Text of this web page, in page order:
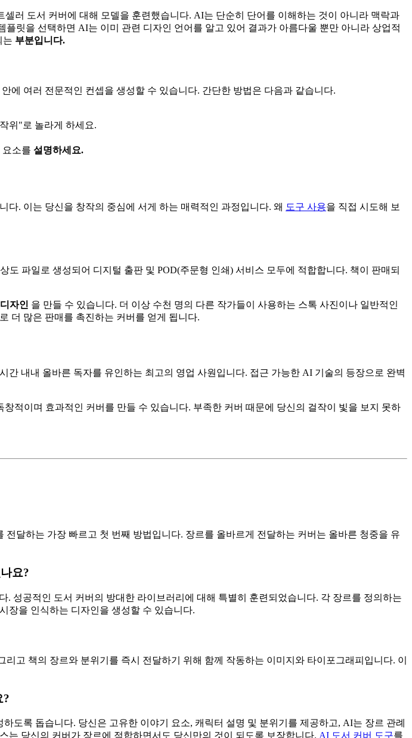
러 도서 커버에 대해 모델을 훈련했습니다. AI는 단순히 단어를 이해하는 것이 아니라 맥락과
릿을 선택하면 AI는 이미 관련 디자인 언어를 알고 있어 결과가 아름다울 뿐만 아니라 상업적
는 부분입니다.
에 여러 전문적인 컨셉을 생성할 수 있습니다. 간단한 방법은 다음과 같습니다.
위"로 놀라게 하세요.
요소를 설명하세요.
. 이는 당신을 창작의 중심에 서게 하는 매력적인 과정입니다. 왜 도구 사용을 직접 시도해 보
파일로 생성되어 디지털 출판 및 POD(주문형 인쇄) 서비스 모두에 적합합니다. 책이 판매되
자인 을 만들 수 있습니다. 더 이상 수천 명의 다른 작가들이 사용하는 스톡 사진이나 일반적인
더 많은 판매를 촉진하는 커버를 얻게 됩니다.
내내 올바른 독자를 유인하는 최고의 영업 사원입니다. 접근 가능한 AI 기술의 등장으로 완벽
적이며 효과적인 커버를 만들 수 있습니다. 부족한 커버 때문에 당신의 걸작이 빛을 보지 못하
달하는 가장 빠르고 첫 번째 방법입니다. 장르를 올바르게 전달하는 커버는 올바른 청중을 유
요?
. 성공적인 도서 커버의 방대한 라이브러리에 대해 특별히 훈련되었습니다. 각 장르를 정의하는
장을 인식하는 디자인을 생성할 수 있습니다.
고 책의 장르와 분위기를 즉시 전달하기 위해 함께 작동하는 이미지와 타이포그래피입니다. 이
?
도록 돕습니다. 당신은 고유한 이야기 요소, 캐릭터 설명 및 분위기를 제공하고, AI는 장르 관례
당신의 커버가 장르에 적합하면서도 당신만의 것이 되도록 보장합니다. AI 도서 커버 도구를